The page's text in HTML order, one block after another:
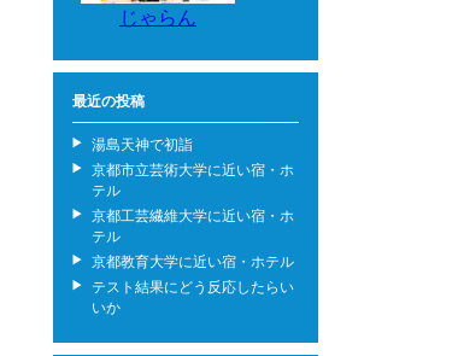
じゃらん
最近の投稿
湯島天神で初詣
京都市立芸術大学に近い宿・ホ
テル
京都工芸繊維大学に近い宿・ホ
テル
京都教育大学に近い宿・ホテル
テスト結果にどう反応したらい
いか